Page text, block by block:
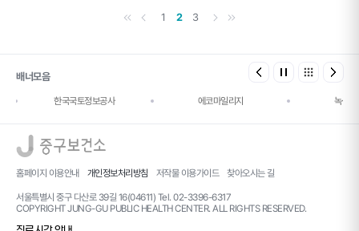
첫 페이지
이전 페이지
1 2 3 다음 페이지
마지막 페이지
배너모음
한국국토정보공사 에코마일리지 녹색건
홈페이지 이용안내 개인정보처리방침 저작물 이용가이드 찾아오시는 길
서울특별시 중구 다산로 39길 16(04611) Tel. 02-3396-6317
COPYRIGHT JUNG-GU PUBLIC HEALTH CENTER. ALL RIGHTS RESERVED.